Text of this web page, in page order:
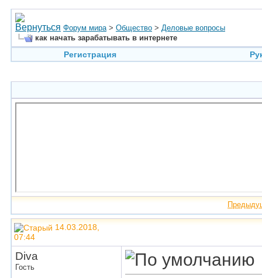
Форум мира > Общество > Деловые вопросы
как начать зарабатывать в интернете
Регистрация
14.03.2018,
07:44
Diva
Гость